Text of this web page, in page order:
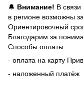
🔔 Внимание! В
в регионе возможны
Ориентировочный
Благодарим за
Способы оплаты :
- оплата на карту
- наложенный платёж